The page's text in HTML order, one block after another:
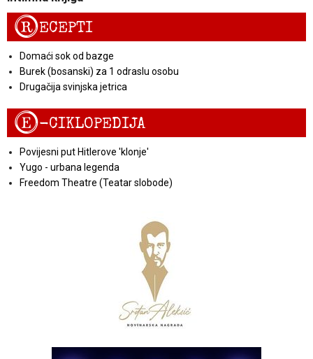
RECEPTI
Domaći sok od bazge
Burek (bosanski) za 1 odraslu osobu
Drugačija svinjska jetrica
E-CIKLOPEDIJA
Povijesni put Hitlerove 'klonje'
Yugo - urbana legenda
Freedom Theatre (Teatar slobode)